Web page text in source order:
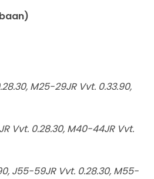
M25-29JR Vvt. 0.33.90,
Vvt. 0.28.30, M40-44JR Vvt.
J55-59JR Vvt. 0.28.30, M55-